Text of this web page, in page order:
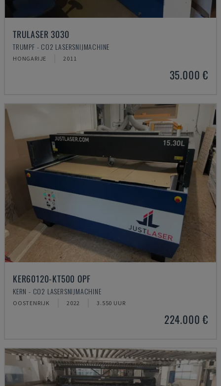
TRULASER 3030
TRUMPF - CO2 LASERSNIJMACHINE
HONGARIJE 2011
35.000 €
KER60120-KT500 OPF
KERN - CO2 LASERSNIJMACHINE
OOSTENRIJK 2022 3.550 UUR
224.000 €